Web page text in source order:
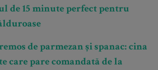
de 15 minute perfect pentru
de parmezan și spanac: cina
care pare comandată de la